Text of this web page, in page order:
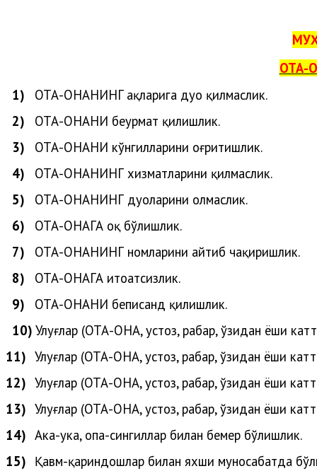
ОТА-
1)
ОТА-ОНАНИНГ ҳақларига дуо қилмаслик.
2)
ОТА-ОНАНИ беҳурмат қилишлик.
3)
ОТА-ОНАНИ кўнгилларини оғритишлик.
4)
ОТА-ОНАНИНГ хизматларини қилмаслик.
5)
ОТА-ОНАНИНГ дуоларини олмаслик.
6)
ОТА-ОНАГА оқ бўлишлик.
7)
ОТА-ОНАНИНГ номларини айтиб чақиришлик.
8)
ОТА-ОНАГА итоатсизлик.
9)
ОТА-ОНАНИ беписанд қилишлик.
10) Улуғлар (ОТА-ОНА, устоз, раҳбар, ўзидан ёши
11) Улуғлар (ОТА-ОНА, устоз, раҳбар, ўзидан ёши
12) Улуғлар (ОТА-ОНА, устоз, раҳбар, ўзидан ёши
13) Улуғлар (ОТА-ОНА, устоз, раҳбар, ўзидан ёши
14) Ака-ука, опа-сингиллар билан бемеҳр бўлишлик.
15) Қавм-қариндошлар билан яхши муносабатда